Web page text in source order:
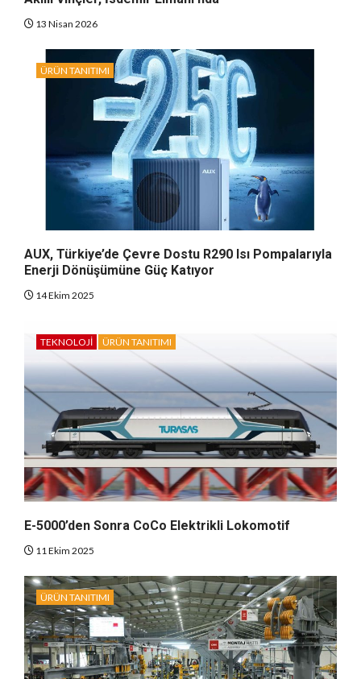
13 Nisan 2026
ÜRÜN TANITIMI
AUX, Türkiye’de Çevre Dostu R290 Isı Pompalarıyla
Enerji Dönüşümüne Güç Katıyor
14 Ekim 2025
TEKNOLOJI ÜRÜN TANITIMI
E-5000’den Sonra CoCo Elektrikli Lokomotif
11 Ekim 2025
ÜRÜN TANITIMI